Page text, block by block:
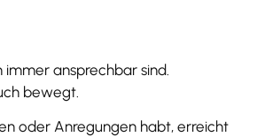
ansprechbar sind.
bewegt.
oder Anregungen habt, erreicht